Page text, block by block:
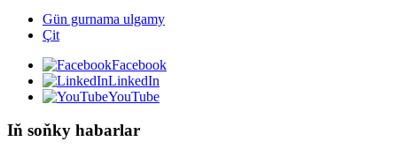
Gün gurnama ulgamy
Çit
Facebook
LinkedIn
YouTube
Iň soňky habarlar